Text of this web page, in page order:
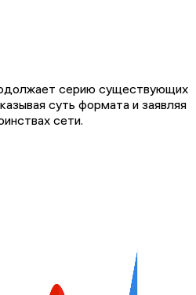
серию существующих
суть формата и заявляя
сети.